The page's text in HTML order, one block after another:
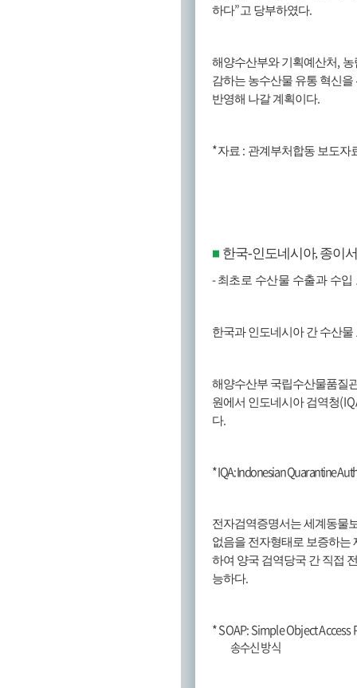
하다”고 당부하였다.
해양수산부와 기획예산처, 농
감하는 농수산물 유통 혁신
반영해 나갈 계획이다.
*자료 : 관계부처합동 보도자
■ 한국-인도네시아,종이
-최초로 수산물 수출과 수
한국과 인도네시아 간 수산
해양수산부 국립수산물품질
원에서 인도네시아 검역청
다.
* IQA: Indonesian Quarantine
전자검역증명서는 세계동물
없음을 전자형태로 보증하는
하여 양국 검역당국 간 직접
능하다.
* SOAP: Simple Object
송수신 방식